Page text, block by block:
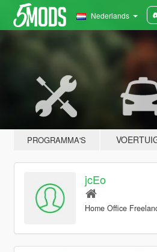
Nederlands
PROGRAMMA'S
jcEo
Home Office